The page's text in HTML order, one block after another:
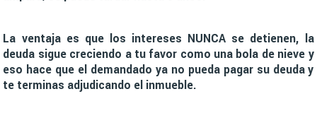
La ventaja es que los intereses NUNCA se detienen, la
deuda sigue creciendo a tu favor como una bola de nieve y
eso hace que el demandado ya no pueda pagar su deuda y
te terminas adjudicando el inmueble.